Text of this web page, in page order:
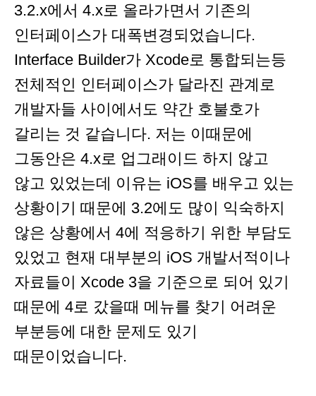
3.2.x에서 4.x로 올라가면서 기존의
인터페이스가 대폭변경되었습니다.
Interface Builder가 Xcode로 통합되는등
전체적인 인터페이스가 달라진 관계로
개발자들 사이에서도 약간 호불호가
갈리는 것 같습니다. 저는 이때문에
그동안은 4.x로 업그래이드 하지 않고
않고 있었는데 이유는 iOS를 배우고 있는
상황이기 때문에 3.2에도 많이 익숙하지
않은 상황에서 4에 적응하기 위한 부담도
있었고 현재 대부분의 iOS 개발서적이나
자료들이 Xcode 3을 기준으로 되어 있기
때문에 4로 갔을때 메뉴를 찾기 어려운
부분등에 대한 문제도 있기
때문이었습니다.